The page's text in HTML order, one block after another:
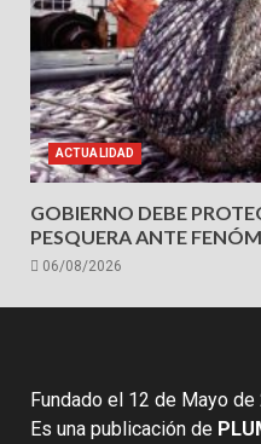
ACTUALIDAD
GOBIERNO DEBE
PESQUERA ANTE
06/08/2026
Fundado el 12 de Mayo de
Es una publicación de